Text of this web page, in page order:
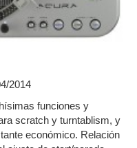
2014
funciones y
scratch y turntablism, y
económico. Relación